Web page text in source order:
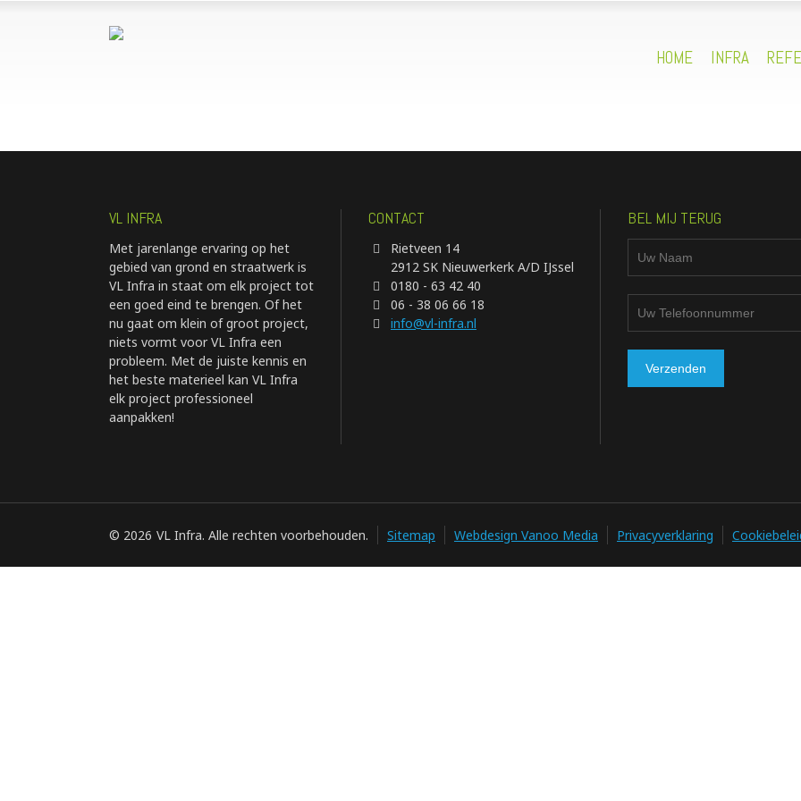
HOME INFRA
VL INFRA
Met jarenlange ervaring op het
gebied van grond en straatwerk is
VL Infra in staat om elk project tot
een goed eind te brengen. Of het
nu gaat om klein of groot project,
niets vormt voor VL Infra een
probleem. Met de juiste kennis en
het beste materieel kan VL Infra
elk project professioneel
aanpakken!
CONTACT
Rietveen 14
2912 SK Nieuwerkerk A/D IJssel
0180 - 63 42 40
06 - 38 06 66 18
info@vl-infra.nl
BEL MIJ TERUG
© 2026 VL Infra. Alle rechten voorbehouden. Sitemap Webdesign Vanoo Media Privacyverklaring